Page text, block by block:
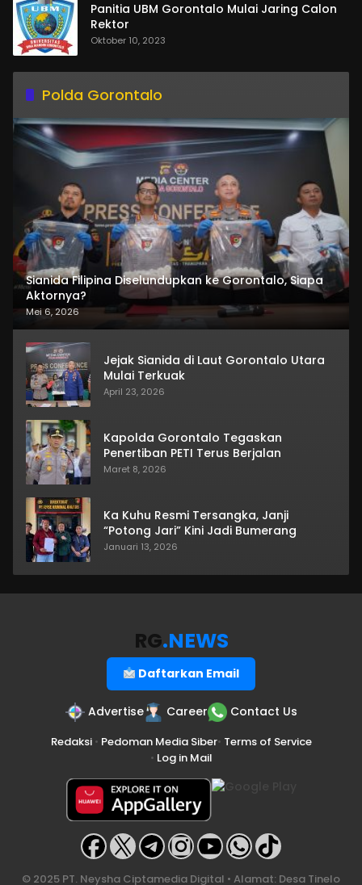
Panitia UBM Gorontalo Mulai Jaring Calon
Rektor
Oktober 10, 2023
Polda Gorontalo
Sianida Filipina Diselundupkan ke Gorontalo, Siapa
Aktornya?
Mei 6, 2026
Jejak Sianida di Laut Gorontalo Utara
Mulai Terkuak
April 23, 2026
Kapolda Gorontalo Tegaskan
Penertiban PETI Terus Berjalan
Maret 8, 2026
Ka Kuhu Resmi Tersangka, Janji
“Potong Jari” Kini Jadi Bumerang
Januari 13, 2026
RG.NEWS
Daftarkan Email
Advertise Career Contact Us
Redaksi• Pedoman Media Siber• Terms of Service
• Log in Mail
© 2025 PT. Neysha Ciptamedia Digital • Alamat: Desa Tinelo